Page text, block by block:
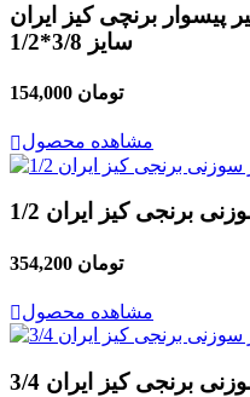
پیسوار برنچی کیز ایران
سایز 3/8*1/2
154,000 تومان
مشاهده محصول
برنجی کیز ایران 1/2
354,200 تومان
مشاهده محصول
برنجی کیز ایران 3/4